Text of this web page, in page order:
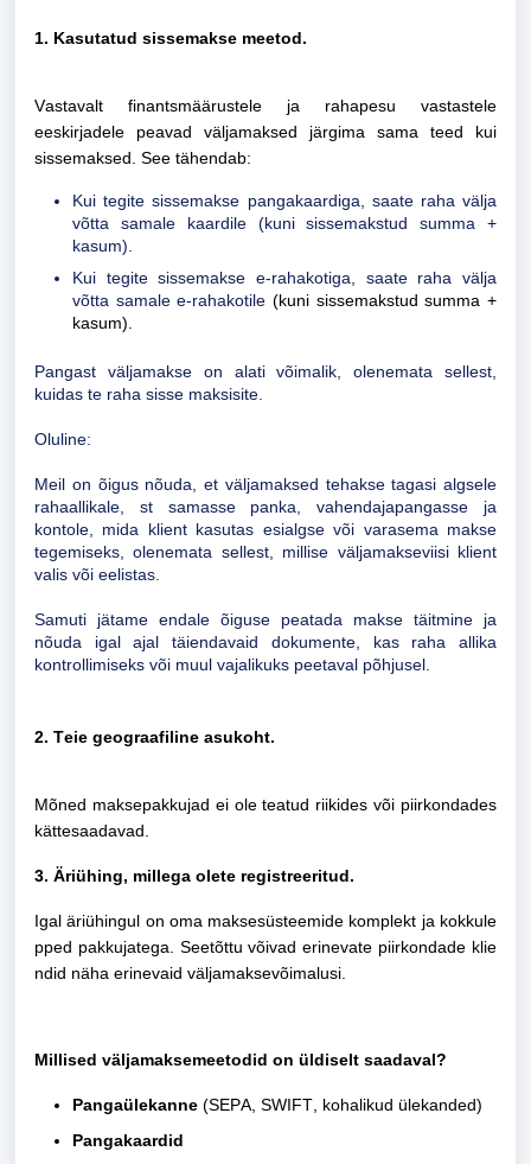
1. Kasutatud sissemakse meetod.
Vastavalt finantsmäärustele ja rahapesu vastastele
eeskirjadele peavad väljamaksed järgima sama teed kui
sissemaksed. See tähendab:
Kui tegite sissemakse pangakaardiga, saate raha välja
võtta samale kaardile (kuni sissemakstud summa +
kasum).
Kui tegite sissemakse e-rahakotiga, saate raha välja
võtta samale e-rahakotile (kuni sissemakstud summa +
kasum).
Pangast väljamakse on alati võimalik, olenemata sellest,
kuidas te raha sisse maksisite.
Oluline:
Meil on õigus nõuda, et väljamaksed tehakse tagasi algsele
rahaallikale, st samasse panka, vahendajapangasse ja
kontole, mida klient kasutas esialgse või varasema makse
tegemiseks, olenemata sellest, millise väljamakseviisi klient
valis või eelistas.
Samuti jätame endale õiguse peatada makse täitmine ja
nõuda igal ajal täiendavaid dokumente, kas raha allika
kontrollimiseks või muul vajalikuks peetaval põhjusel.
2. Teie geograafiline asukoht.
Mõned maksepakkujad ei ole teatud riikides või piirkondades
kättesaadavad.
3. Äriühing, millega olete registreeritud.
Igal äriühingul on oma maksesüsteemide komplekt ja kokkule
pped pakkujatega. Seetõttu võivad erinevate piirkondade klie
ndid näha erinevaid väljamaksevõimalusi.
Millised väljamaksemeetodid on üldiselt saadaval?
Pangaülekanne (SEPA, SWIFT, kohalikud ülekanded)
Pangakaardid